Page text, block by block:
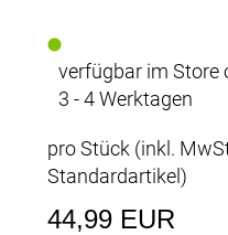
verfügbar im Store
3 - 4 Werktagen
pro Stück (inkl.
Standardartikel)
44,99 EUR